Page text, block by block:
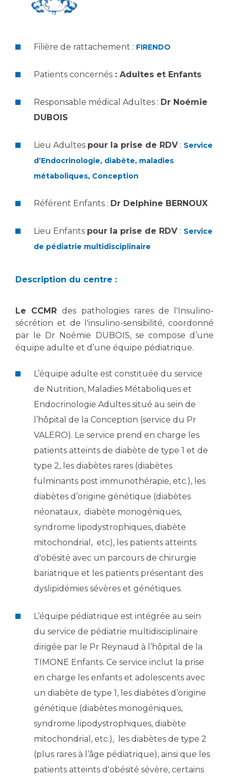
Salon des familles
Transports sanitaires
Handicap
Handi 13
Pôle Médecine Physique et Réadaptation
Charte Romain Jacob
Mouvement Parcours Handicap 13
Cancer
Maladies rares
Maternité Hôpital Nord
Vos représentants
Les Comités Locaux des Usagers
Le projet des usagers
Qualité
Nos indicateurs qualité et de sécurité des soins
Protection des données
Les recherches en santé à l’AP-HM
Lieu de santé sans tabac
Les structures de recherche
Écoles et Instituts de Formation
Plateforme des internes
Professionnels de santé
Adresser un patient
Réseaux de soins
Adresser un examen au Laboratoire de Biologie
Radiologie / Imagerie
Les pôles d'activité médicale
Anatomie et Cytologie Pathologiques
Plateforme d'Expertise Maladies Rares
Presse / Multimédia
Communiqués de presse
Médiathèque
Fournisseurs
Rôles et missions
Liste des marchés conclus
Documents utiles
Filière de rattachement : FIRENDO
Patients concernés : Adultes et Enfants
Responsable médical Adultes : Dr Noémie
DUBOIS
Lieu Adultes pour la prise de RDV : Service
d’Endocrinologie, diabète, maladies
métaboliques, Conception
Référent Enfants : Dr Delphine BERNOUX
Lieu Enfants pour la prise de RDV : Service
de pédiatrie multidisciplinaire
Description du centre :
Le CCMRdes pathologies rares de l'Insulino-
sécrétion et de l'insulino-sensibilité, coordonné
par le Dr Noémie DUBOIS, se compose d’une
équipe adulte et d’une équipe pédiatrique.
L’équipe adulte est constituée du service
de Nutrition, Maladies Métaboliques et
Endocrinologie Adultes situé au sein de
l’hôpital de la Conception (service du Pr
VALERO). Le service prend en charge les
patients atteints de diabète de type 1 et de
type 2, les diabètes rares (diabètes
fulminants post immunothérapie, etc.), les
diabètes d’origine génétique (diabètes
néonataux, diabète monogéniques,
syndrome lipodystrophiques, diabète
mitochondrial, etc), les patients atteints
d'obésité avec un parcours de chirurgie
bariatrique et les patients présentant des
dyslipidémies sévères et génétiques.
L’équipe pédiatrique est intégrée au sein
du service de pédiatrie multidisciplinaire
dirigée par le Pr Reynaud à l’hôpital de la
TIMONE Enfants. Ce service inclut la prise
en charge les enfants et adolescents avec
un diabète de type 1, les diabètes d’origine
génétique (diabètes monogéniques,
syndrome lipodystrophiques, diabète
mitochondrial, etc.), les diabètes de type 2
(plus rares à l’âge pédiatrique), ainsi que les
patients atteints d'obésité sévère, certains